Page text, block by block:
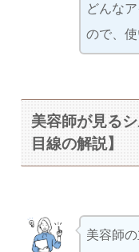
どんな
ので、
美容師が見る
目線の解説】
美容師